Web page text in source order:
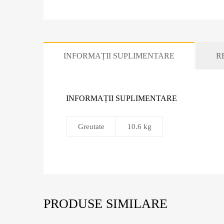
INFORMAȚII SUPLIMENTARE
INFORMAȚII SUPLIMENTARE
Greutate 10.6 kg
PRODUSE SIMILARE